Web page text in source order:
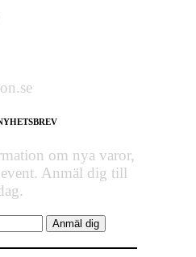
om nya varor,
Anmäl dig till